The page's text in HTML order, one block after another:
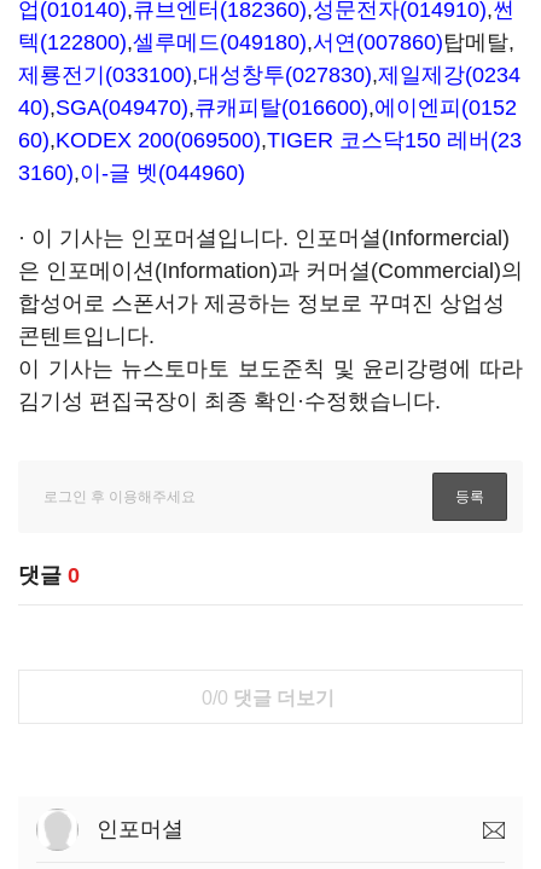
업(010140),큐브엔터(182360),성문전자(014910),썬
텍(122800),셀루메드(049180),서연(007860)탑메탈,
제룡전기(033100),대성창투(027830),제일제강(0234
40),SGA(049470),큐캐피탈(016600),에이엔피(0152
60),KODEX 200(069500),TIGER 코스닥150 레버(23
3160),이-글 벳(044960)
· 이 기사는 인포머셜입니다. 인포머셜(Informercial)
은 인포메이션(Information)과 커머셜(Commercial)의
합성어로 스폰서가 제공하는 정보로 꾸며진 상업성
콘텐트입니다.
이 기사는 뉴스토마토 보도준칙 및 윤리강령에 따라
김기성 편집국장이 최종 확인·수정했습니다.
댓글 0
0/0 댓글 더보기
인포머셜